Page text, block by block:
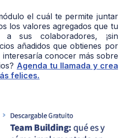
el cuál te permite juntar
los valores agregados que tu
sus colaboradores, ¡sin
añadidos que obtienes por
interesaría conocer más sobre
Agenda tu llamada y crea
felices.